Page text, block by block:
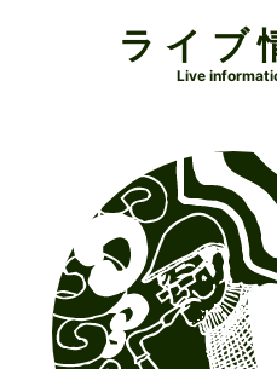
ライブ
Live